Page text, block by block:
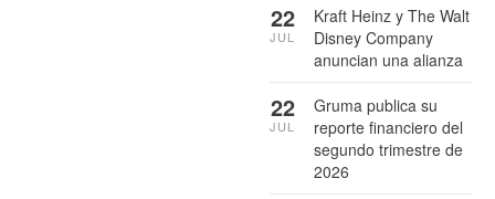
Kraft Heinz y The Walt
Disney Company
anuncian una alianza
22
JUL
Gruma publica su
reporte financiero del
segundo trimestre de
2026
22
JUL